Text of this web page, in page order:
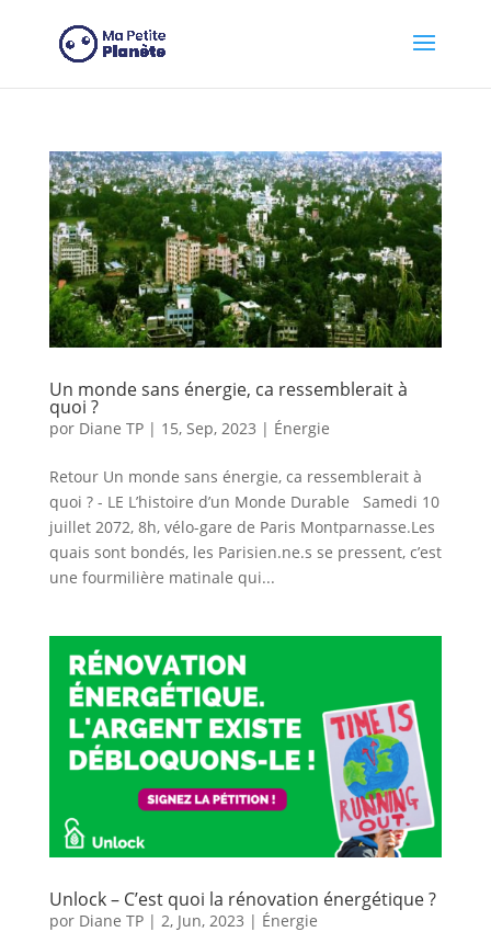
Un monde sans énergie, ca ressemblerait à
quoi ?
por Diane TP| 15, Sep, 2023 | Énergie
Retour Un monde sans énergie, ca ressemblerait à
quoi ? - LE L’histoire d’un Monde Durable Samedi 10
juillet 2072, 8h, vélo-gare de Paris Montparnasse.Les
quais sont bondés, les Parisien.ne.s se pressent, c’est
une fourmilière matinale qui...
Unlock – C’est quoi la rénovation énergétique ?
por Diane TP| 2, Jun, 2023 | Énergie